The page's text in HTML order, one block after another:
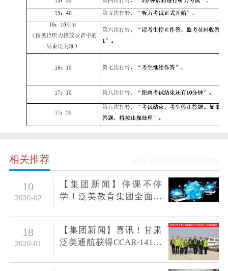
相关推荐
10
2020-02
【集团新闻】停课不停
学！泛美教育集团全面部
18
2020-01
【集团新闻】喜讯！甘肃
泛美通航获得CCAR-141部